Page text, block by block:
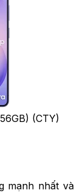
(CTY)
mạnh nhất và